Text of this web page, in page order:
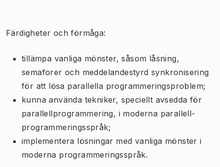
Färdigheter och förmåga:
tillämpa vanliga mönster, såsom låsning,
semaforer och meddelandestyrd synkronisering
för att lösa parallella programmeringsproblem;
kunna använda tekniker, speciellt avsedda för
parallellprogrammering, i moderna parallell-
programmeringsspråk;
implementera lösningar med vanliga mönster i
moderna programmeringsspråk.